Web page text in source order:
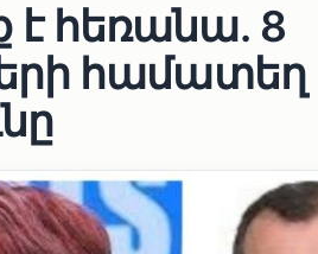
հեռանա․ 8
համատեղ